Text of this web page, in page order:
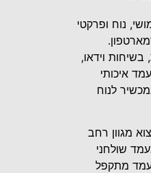
נוח ופרקטי
וידאו,
איכותי
לנוח
מגוון רחב
שולחני
מתקפל